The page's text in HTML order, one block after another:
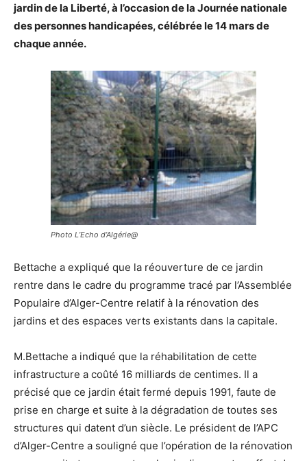
jardin de la Liberté, à l’occasion de la Journée nationale
des personnes handicapées, célébrée le 14 mars de
chaque année.
Photo L’Echo d’Algérie@
Bettache a expliqué que la réouverture de ce jardin
rentre dans le cadre du programme tracé par l’Assemblée
Populaire d’Alger-Centre relatif à la rénovation des
jardins et des espaces verts existants dans la capitale.
M.Bettache a indiqué que la réhabilitation de cette
infrastructure a coûté 16 milliards de centimes. Il a
précisé que ce jardin était fermé depuis 1991, faute de
prise en charge et suite à la dégradation de toutes ses
structures qui datent d’un siècle. Le président de l’APC
d’Alger-Centre a souligné que l’opération de la rénovation